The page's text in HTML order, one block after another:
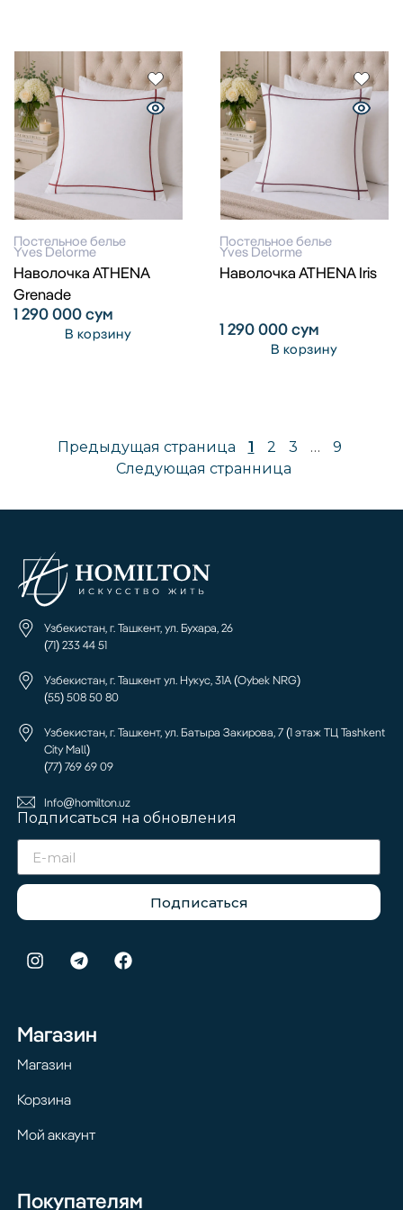
Постельное белье
Yves Delorme
Наволочка ATHENA
Grenade
1 290 000сум
В корзину
Постельное белье
Yves Delorme
Наволочка ATHENA Iris
1 290 000сум
В корзину
Предыдущая страница 1 2 3 …
9
Следующая странница
Узбекистан, г. Ташкент, ул. Бухара, 26
(71) 233 44 51
Узбекистан, г. Ташкент ул. Нукус, 31А (Oybek NRG)
(55) 508 50 80
Узбекистан, г. Ташкент, ул. Батыра Закирова, 7 (1 этаж ТЦ Tashkent
City Mall)
(77) 769 69 09
Info@homilton.uz
Подписаться на обновления
Подписаться
Магазин
Магазин
Корзина
Мой аккаунт
Покупателям